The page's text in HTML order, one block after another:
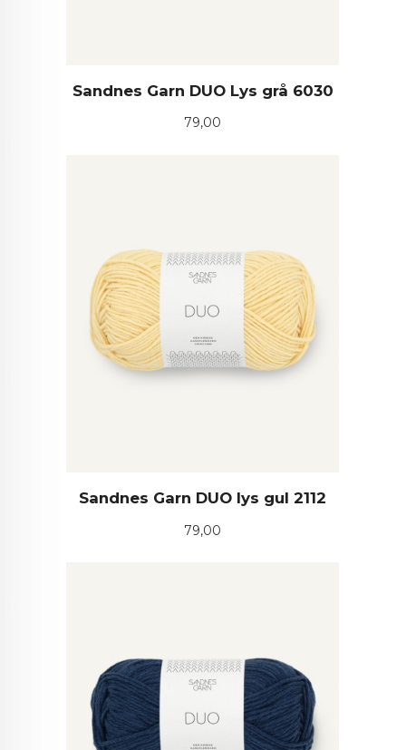
Sandnes Garn DUO Lys grå 6030
Pris
79,00
Sandnes Garn DUO lys gul 2112
Pris
79,00